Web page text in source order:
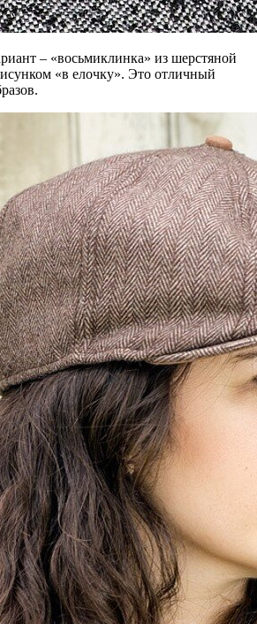
– «восьмиклинка» из шерстяной
«в елочку». Это отличный